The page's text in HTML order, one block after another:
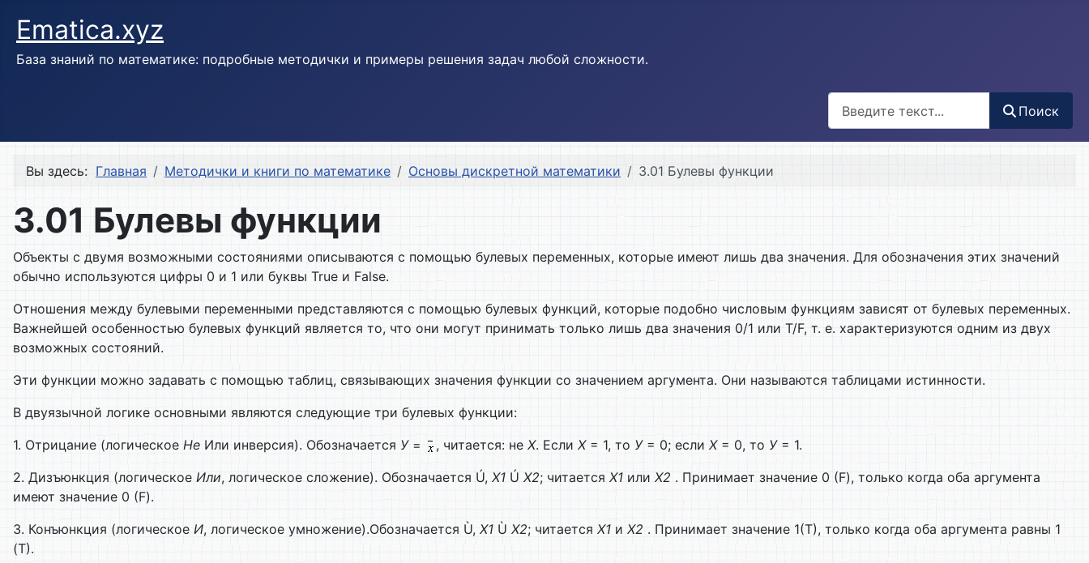
Ematica.xyz
База знаний по математике: подробные методички и примеры решения задач любой сложности.
Поиск
Вы здесь: Главная Методички и книги по математике Основы дискретной математики 3.01 Булевы функции
3.01 Булевы функции
Объекты с двумя возможными состояниями описываются с по­мощью булевых переменных, которые имеют лишь два значения. Для обозначения этих значений
обычно используются цифры 0 и 1 или буквы True и False.
Отношения между булевыми переменными представляются с по­мощью булевых функций, которые подобно числовым функциям зави­сят от булевых переменных.
Важнейшей особенностью булевых функ­ций является то, что они могут принимать только лишь два значения 0/1 или T/F, т. е. характеризуются одним из двух
возможных состояний.
Эти функции можно задавать с помощью таблиц, связывающих значения функции со значением аргумента. Они называются таблицами истинности.
В двуязычной логике основными являются следующие три буле­вых функции:
1. Отрицание (логическое Не Или инверсия). Обозначается У = , читается: не Х. Если Х= 1, то У= 0; если Х= 0, то У= 1.
2. Дизъюнкция (логическое Или, логическое сложение). Обозначается Ú,Х1 Ú Х2; читаетсяХ1 или Х2 . Принимает значение 0 (F), только когда оба аргумента
имеют значение 0 (F).
3. Конъюнкция (логическое И, логическое умножение).Обозначается Ù, Х1 Ù Х2; читается Х1 и Х2 . Принимает значение 1(Т), только когда оба аргумента равны 1
(Т).